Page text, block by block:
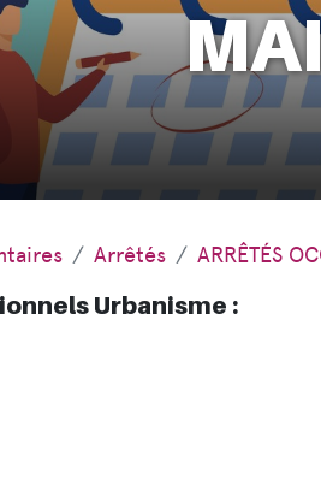
Arrêtés ARRÊTÉS
Urbanisme :